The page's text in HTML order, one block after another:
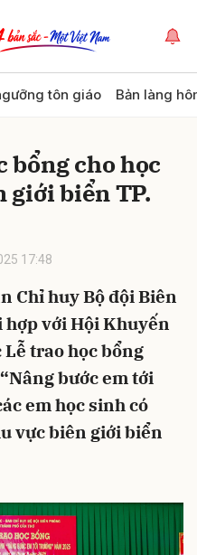
tôn giáo Bản làng
bổng cho học
giới biển TP.
17:48
Chỉ huy Bộ đội Biên
hợp với Hội Khuyến
Lễ trao học bổng
bước em tới
em học sinh có
vực biên giới biển